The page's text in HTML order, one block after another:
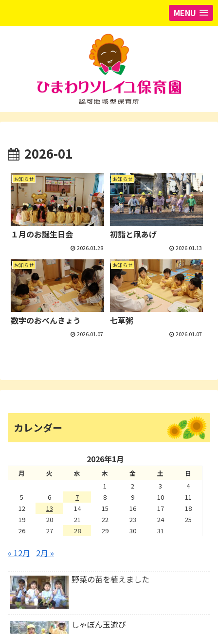
MENU
2026-01
お知らせ
１月のお誕生日会
2026.01.28
お知らせ
初詣と凧あげ
2026.01.13
お知らせ
数字のおべんきょう
2026.01.07
お知らせ
七草粥
2026.01.07
カレンダー
2026年1月
月 火 水 木 金 土
日
1
2 3
4
5
6 7 8 9 10
11
12
13 14 15 16 17
18
19
20 21 22 23 24
25
26
27 28 29 30 31
« 12月 2月 »
野菜の苗を植えました
しゃぼん玉遊び